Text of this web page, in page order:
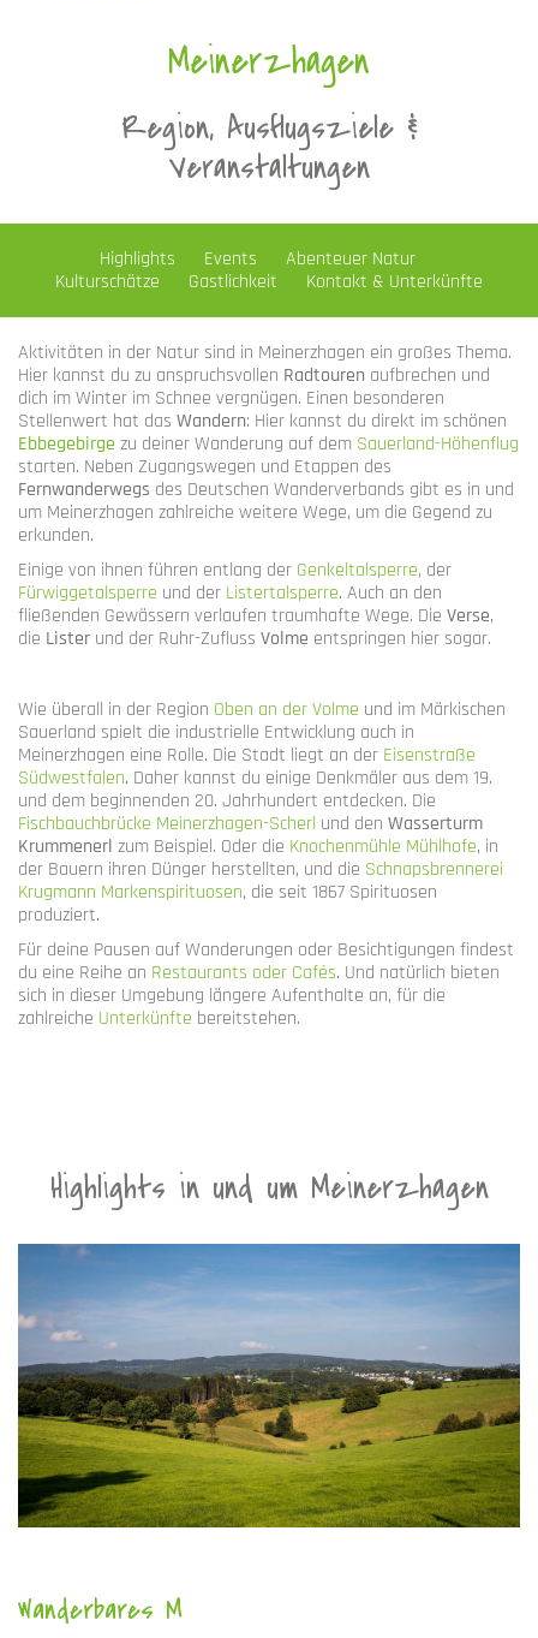
Meinerzhagen
Region, Ausflugsziele &
Veranstaltungen
Highlights Events
Abenteuer Natur
Kulturschätze
Gastlichkeit Kontakt & Unterkünfte
Aktivitäten in der Natur sind in Meinerzhagen ein großes Thema.
Hier kannst du zu anspruchsvollen Radtouren aufbrechen und
dich im Winter im Schnee vergnügen. Einen besonderen
Stellenwert hat das Wandern: Hier kannst du direkt im schönen
Ebbegebirge zu deiner Wanderung auf dem Sauerland-Höhenflug
starten. Neben Zugangswegen und Etappen des
Fernwanderwegs des Deutschen Wanderverbands gibt es in und
um Meinerzhagen zahlreiche weitere Wege, um die Gegend zu
erkunden.
Einige von ihnen führen entlang der Genkeltalsperre, der
Fürwiggetalsperre und der Listertalsperre. Auch an den
fließenden Gewässern verlaufen traumhafte Wege. Die Verse,
die Lister und der Ruhr-Zufluss Volme entspringen hier sogar.
Wie überall in der Region Oben an der Volme und im Märkischen
Sauerland spielt die industrielle Entwicklung auch in
Meinerzhagen eine Rolle. Die Stadt liegt an der Eisenstraße
Südwestfalen. Daher kannst du einige Denkmäler aus dem 19.
und dem beginnenden 20. Jahrhundert entdecken. Die
Fischbauchbrücke Meinerzhagen-Scherl und den Wasserturm
Krummenerl zum Beispiel. Oder die Knochenmühle Mühlhofe, in
der Bauern ihren Dünger herstellten, und die Schnapsbrennerei
Krugmann Markenspirituosen, die seit 1867 Spirituosen
produziert.
Für deine Pausen auf Wanderungen oder Besichtigungen findest
du eine Reihe an Restaurants oder Cafés. Und natürlich bieten
sich in dieser Umgebung längere Aufenthalte an, für die
zahlreiche Unterkünfte bereitstehen.
Highlights in und um Meinerzhagen
Wanderbares M